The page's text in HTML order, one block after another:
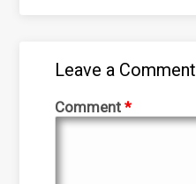
Leave a Comment
Comment*